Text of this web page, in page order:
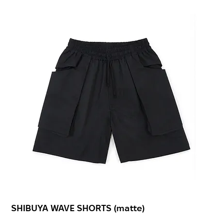
SHIBUYA WAVE SHORTS (matte)